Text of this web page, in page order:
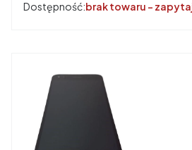
Dostępność:brak towaru -